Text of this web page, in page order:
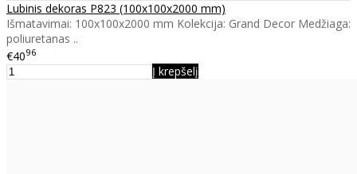
Lubinis dekoras P823 (100x100x2000 mm)
Išmatavimai: 100x100x2000 mm Kolekcija: Grand Decor Medžiaga:
poliuretanas ..
€4096
Į krepšelį